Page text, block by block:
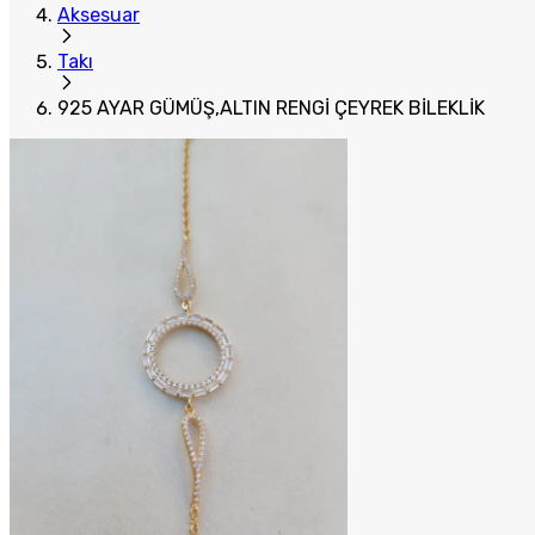
Aksesuar
Takı
925 AYAR GÜMÜŞ,ALTIN RENGİ ÇEYREK BİLEKLİK